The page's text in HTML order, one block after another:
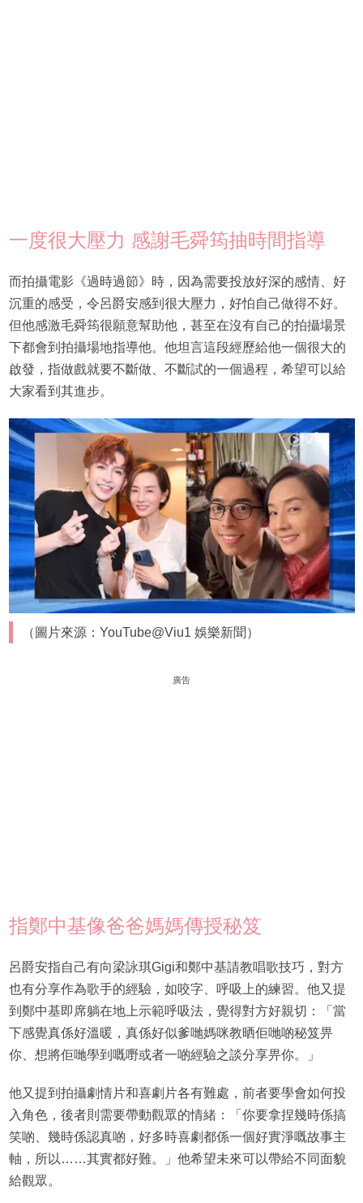
一度很大壓力 感謝毛舜筠抽時間指導
而拍攝電影《過時過節》時，因為需要投放好深的感情、好
沉重的感受，令呂爵安感到很大壓力，好怕自己做得不好。
但他感激毛舜筠很願意幫助他，甚至在沒有自己的拍攝場景
下都會到拍攝場地指導他。他坦言這段經歷給他一個很大的
啟發，指做戲就要不斷做、不斷試的一個過程，希望可以給
大家看到其進步。
（圖片來源：YouTube@Viu1 娛樂新聞）
廣告
指鄭中基像爸爸媽媽傳授秘笈
呂爵安指自己有向梁詠琪Gigi和鄭中基請教唱歌技巧，對方
也有分享作為歌手的經驗，如咬字、呼吸上的練習。他又提
到鄭中基即席躺在地上示範呼吸法，覺得對方好親切：「當
下感覺真係好溫暖，真係好似爹哋媽咪教晒佢哋啲秘笈畀
你、想將佢哋學到嘅嘢或者一啲經驗之談分享畀你。」
他又提到拍攝劇情片和喜劇片各有難處，前者要學會如何投
入角色，後者則需要帶動觀眾的情緒：「你要拿捏幾時係搞
笑啲、幾時係認真啲，好多時喜劇都係一個好實淨嘅故事主
軸，所以……其實都好難。」他希望未來可以帶給不同面貌
給觀眾。